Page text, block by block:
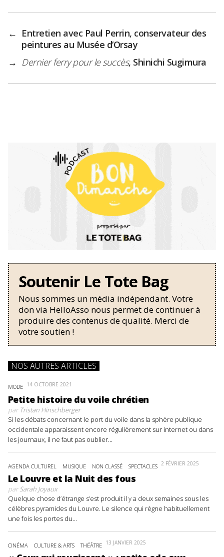
← Entretien avec Paul Perrin, conservateur des
peintures au Musée d’Orsay
→ Dernier ferry pour le succès, Shinichi Sugimura
Soutenir Le Tote Bag
Nous sommes un média indépendant. Votre
don via HelloAsso nous permet de continuer à
produire des contenus de qualité. Merci de
votre soutien !
NOS AUTRES ARTICLES
MODE 14 OCTOBRE 2021
Petite histoire du voile chrétien
parTristan Hinschberger
Si les débats concernant le port du voile dans la sphère publique
occidentale apparaissent encore régulièrement sur internet ou dans
les journaux, il ne faut pas oublier...
AGENDA CULTUREL MUSIQUE NON CLASSÉ SPECTACLES 2 FÉVRIER 2025
Le Louvre et la Nuit des fous
parSarah Joyaux
Quelque chose d’étrange s’est produit il y a deux semaines sous les
célèbres pyramides du Louvre. Le silence qui règne habituellement
une fois les portes du...
CINÉMA CULTURE & ARTS THÉÂTRE 13 JANVIER 2025